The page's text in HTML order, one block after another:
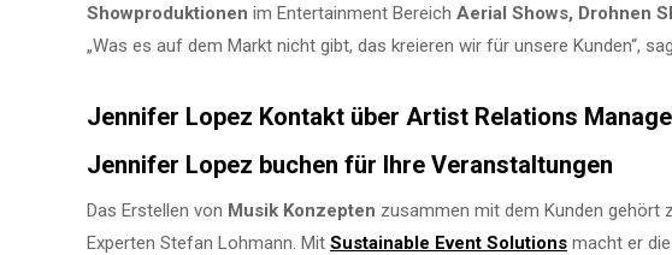
Showproduktionen im Entertainment Bereich Aerial Shows, Drohnen
„Was es auf dem Markt nicht gibt, das kreieren wir für unsere Kunden“,
Jennifer Lopez Kontakt über Artist Relations
Jennifer Lopez buchen für Ihre Veranstaltungen
Das Erstellen von Musik Konzepten zusammen mit dem Kunden gehört
Experten Stefan Lohmann. Mit Sustainable Event Solutions macht er